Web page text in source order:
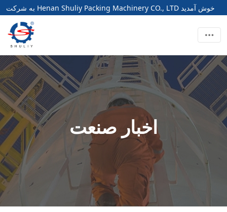
به شرکت Henan Shuliy Packing Machinery CO., LTD خوش آمدید
اخبار صنعت